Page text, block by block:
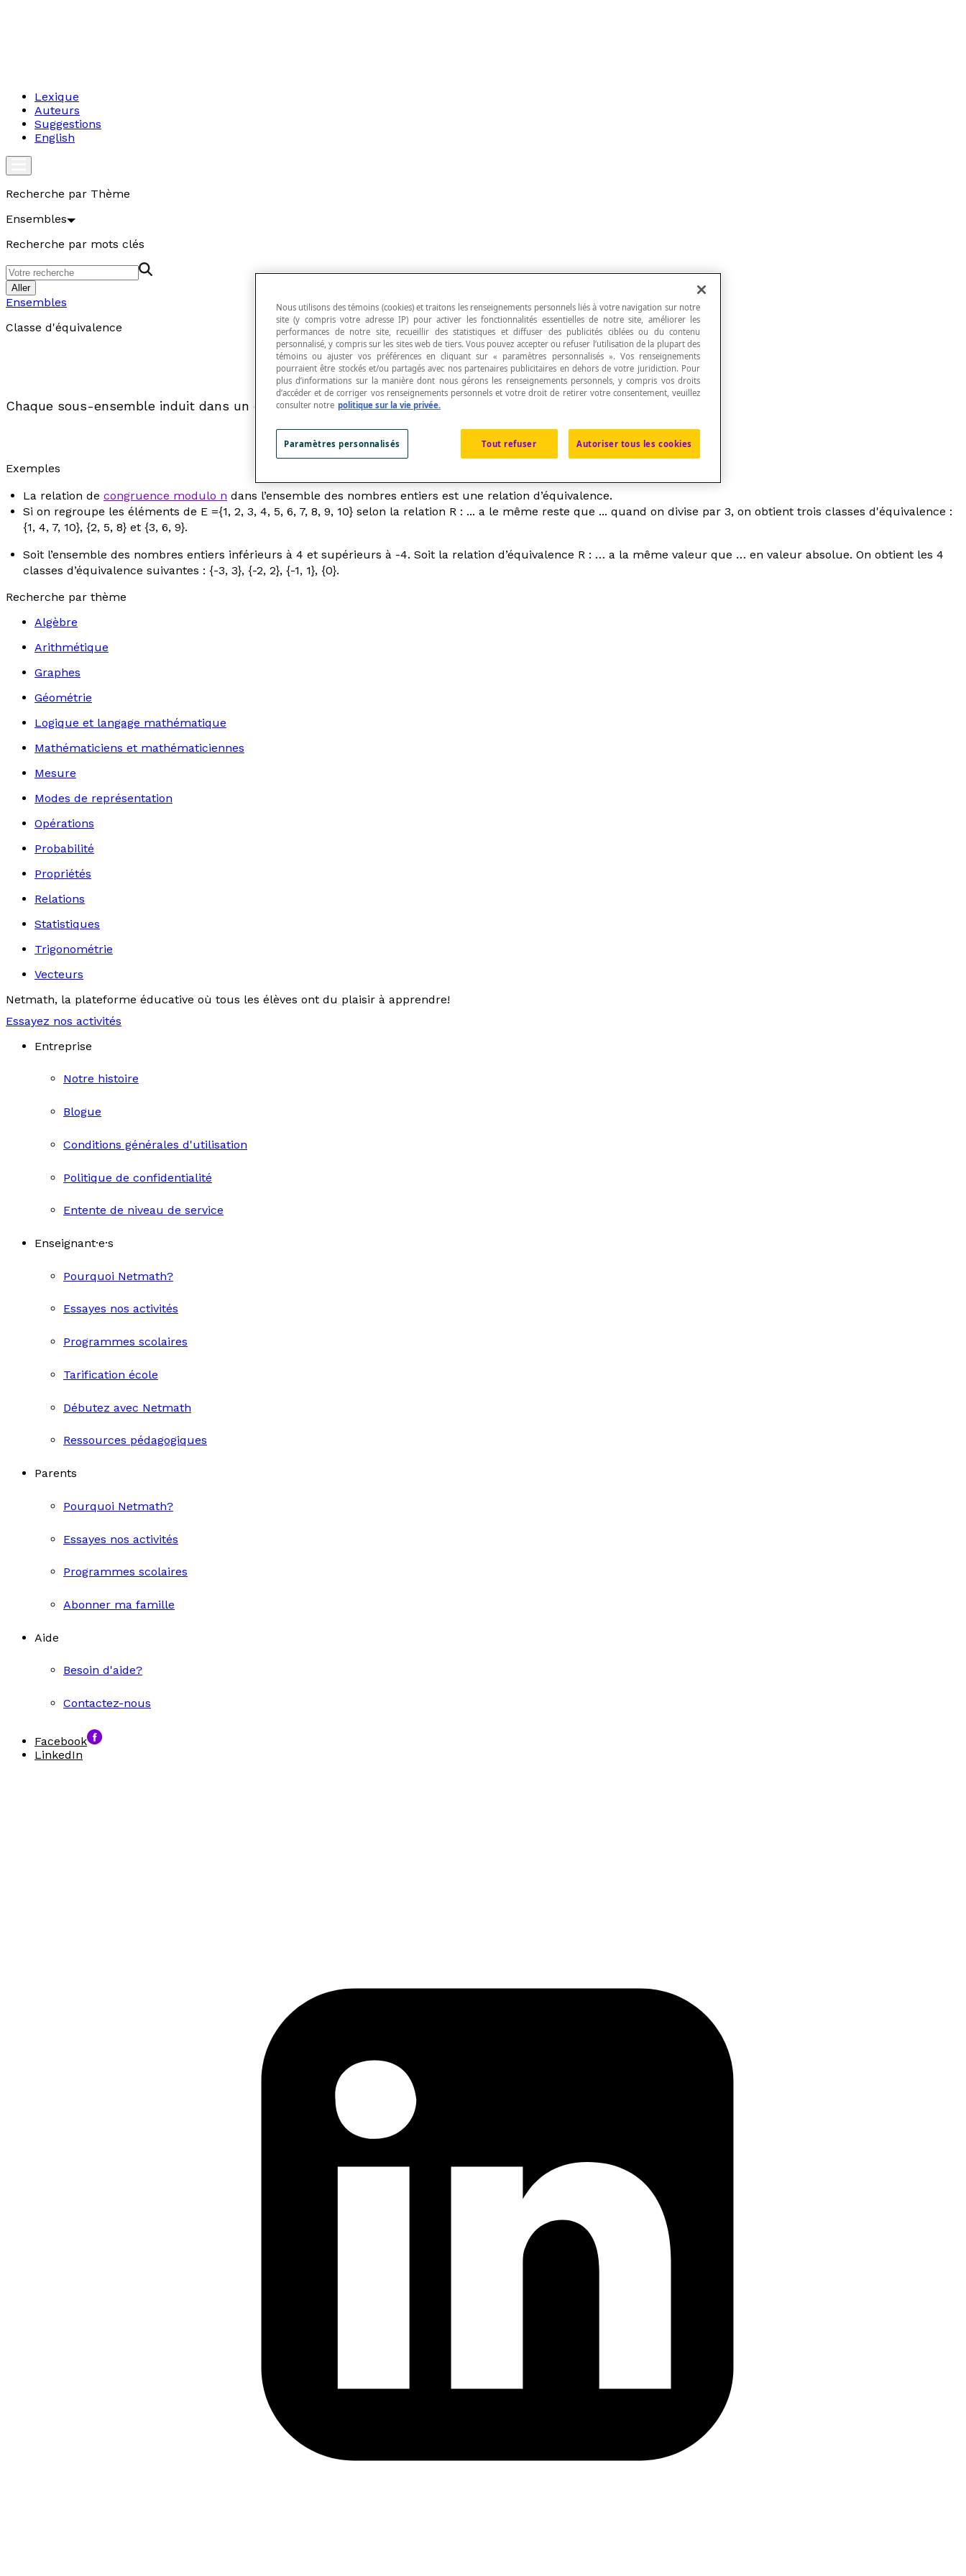
Lexique
Auteurs
Suggestions
English
Recherche par Thème
Ensembles
Recherche par mots clés
Aller
Ensembles
Classe d'équivalence
Chaque sous-ensemble induit dans un ensemble par unerelation d’équivalence
Exemples
La relation de congruence modulo n dans l’ensemble des nombres entiers est une relation d’équivalence.
Si on regroupe les éléments de E ={1, 2, 3, 4, 5, 6, 7, 8, 9, 10} selon la relation R : ... a le même reste que ... quand on divise par 3, on obtient trois classes d'équivalence :
{1, 4, 7, 10}, {2, 5, 8} et {3, 6, 9}.
Soit l’ensemble des nombres entiers inférieurs à 4 et supérieurs à -4. Soit la relation d’équivalence R : … a la même valeur que … en valeur absolue. On obtient les 4
classes d’équivalence suivantes : {-3, 3}, {-2, 2}, {-1, 1}, {0}.
Recherche par thème
Algèbre
Arithmétique
Graphes
Géométrie
Logique et langage mathématique
Mathématiciens et mathématiciennes
Mesure
Modes de représentation
Opérations
Probabilité
Propriétés
Relations
Statistiques
Trigonométrie
Vecteurs
Netmath, la plateforme éducative où tous les élèves ont du plaisir à apprendre!
Essayez nos activités
Entreprise
Notre histoire
Blogue
Conditions générales d'utilisation
Politique de confidentialité
Entente de niveau de service
Enseignant·e·s
Pourquoi Netmath?
Essayes nos activités
Programmes scolaires
Tarification école
Débutez avec Netmath
Ressources pédagogiques
Parents
Pourquoi Netmath?
Essayes nos activités
Programmes scolaires
Abonner ma famille
Aide
Besoin d'aide?
Contactez-nous
Facebook
LinkedIn
Nous utilisons des témoins (cookies) et traitons les renseignements personnels liés à votre navigation sur notre
site (y compris votre adresse IP) pour activer les fonctionnalités essentielles de notre site, améliorer les
performances de notre site, recueillir des statistiques et diffuser des publicités ciblées ou du contenu
personnalisé, y compris sur les sites web de tiers. Vous pouvez accepter ou refuser l’utilisation de la plupart des
témoins ou ajuster vos préférences en cliquant sur « paramètres personnalisés ». Vos renseignements
pourraient être stockés et/ou partagés avec nos partenaires publicitaires en dehors de votre juridiction. Pour
plus d’informations sur la manière dont nous gérons les renseignements personnels, y compris vos droits
d’accéder et de corriger vos renseignements personnels et votre droit de retirer votre consentement, veuillez
consulter notre politique sur la vie privée.
Tout refuser Autoriser tous les cookies
Paramètres personnalisés